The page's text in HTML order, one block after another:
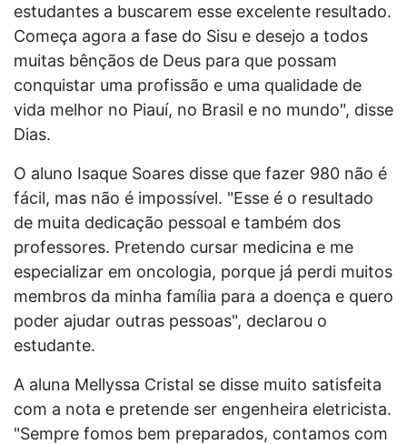
estudantes a buscarem esse excelente resultado.
Começa agora a fase do Sisu e desejo a todos
muitas bênçãos de Deus para que possam
conquistar uma profissão e uma qualidade de
vida melhor no Piauí, no Brasil e no mundo", disse
Dias.
O aluno Isaque Soares disse que fazer 980 não é
fácil, mas não é impossível. "Esse é o resultado
de muita dedicação pessoal e também dos
professores. Pretendo cursar medicina e me
especializar em oncologia, porque já perdi muitos
membros da minha família para a doença e quero
poder ajudar outras pessoas", declarou o
estudante.
A aluna Mellyssa Cristal se disse muito satisfeita
com a nota e pretende ser engenheira eletricista.
"Sempre fomos bem preparados, contamos com